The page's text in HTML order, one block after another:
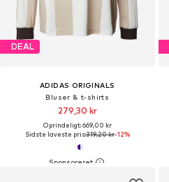
DEAL
ADIDAS ORIGINALS
Bluser & t-shirts
279,30 kr
Oprindeligt: 669,00 kr
Sidste laveste pris:319,20 kr-12%